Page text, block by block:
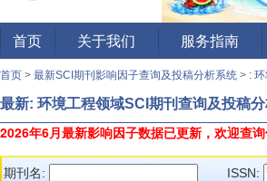
首页 关于我们 服务指南
首页 > 最新SCI期刊影响因子查询及投稿分析系统 > :
最新: 环境工程领域SCI期刊查询及投稿
2026年6月最新影响因子数据已更新，欢迎查询
期刊名: ISSN: